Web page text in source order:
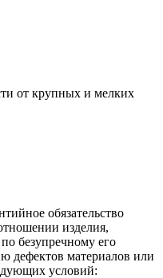
от крупных и мелких
обязательство
изделия,
безупречному его
дефектов материалов или
условий: